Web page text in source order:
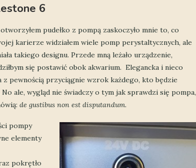
6
pudełko z pompą zaskoczyło mnie to, co
karierze widziałem wiele pomp perystaltycznych, ale
takiego designu. Przede mną leżało urządzenie,
się postawić obok akwarium. Elegancka i nieco
z pewnością przyciągnie wzrok każdego, kto będzie
No ale, wygląd nie świadczy o tym jak sprawdzi się pompa,
de gustibus non est disputandum.
pompy
elementy
pokrętło